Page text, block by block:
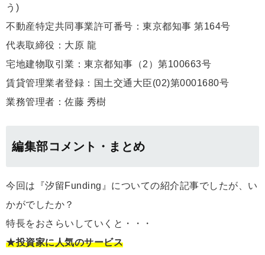
う)
不動産特定共同事業許可番号：東京都知事 第164号
代表取締役：大原 龍
宅地建物取引業：東京都知事（2）第100663号
賃貸管理業者登録：国土交通大臣(02)第0001680号
業務管理者：佐藤 秀樹
編集部コメント・まとめ
今回は『汐留Funding』についての紹介記事でしたが、い
かがでしたか？
特長をおさらいしていくと・・・
★投資家に人気のサービス